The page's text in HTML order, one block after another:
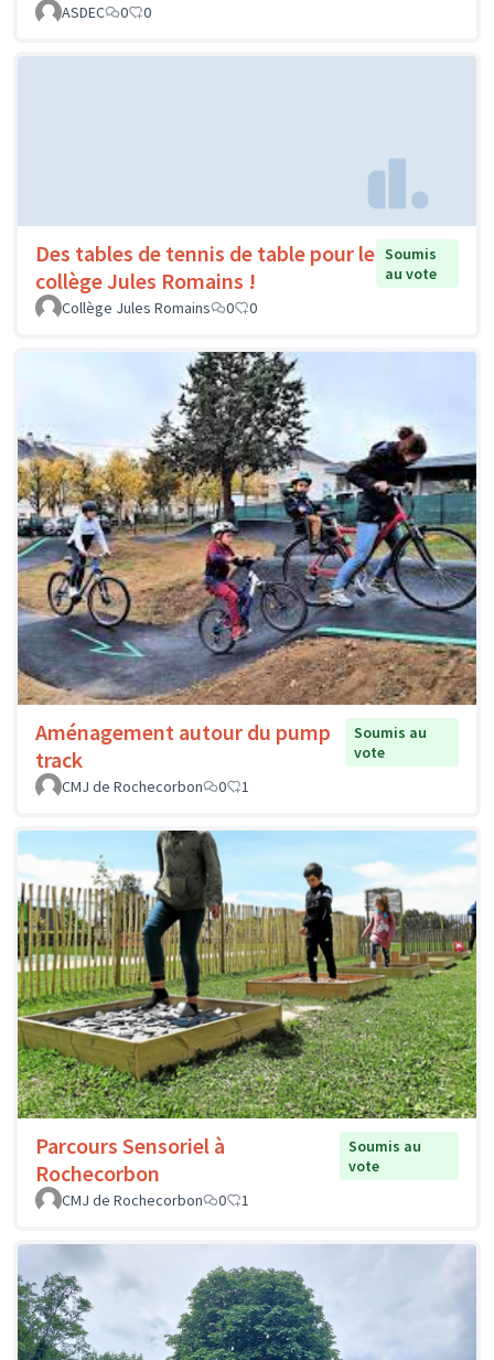
ASDEC 0 0
Des tables de tennis de table pour le
collège Jules Romains !
Soumis
au vote
Collège Jules Romains
0 0
Aménagement autour du pump
track
Soumis au
vote
CMJ de Rochecorbon
0 1
Parcours Sensoriel à
Rochecorbon
Soumis au
vote
CMJ de Rochecorbon
0 1